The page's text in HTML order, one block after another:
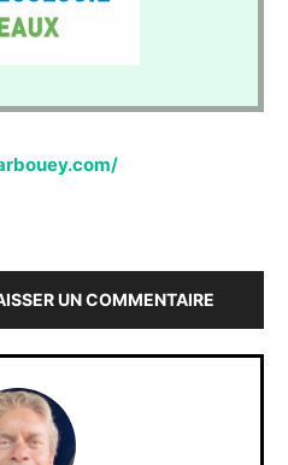
UN COMMENTAIRE